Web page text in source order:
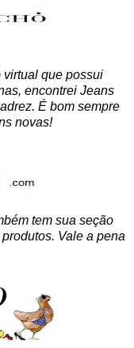
virtual que possui
encontrei Jeans
É bom sempre
novas!
tem sua seção
Vale a pena